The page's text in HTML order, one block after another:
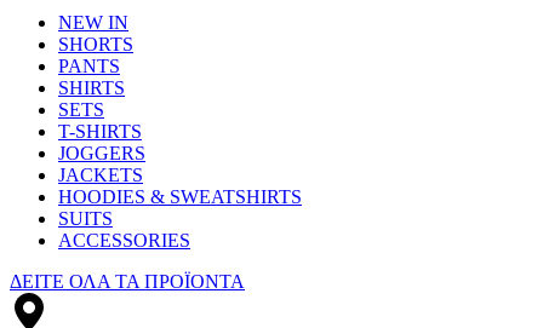
NEW IN
SHORTS
PANTS
SHIRTS
SETS
T-SHIRTS
JOGGERS
JACKETS
HOODIES & SWEATSHIRTS
SUITS
ACCESSORIES
ΔΕΙΤΕ ΟΛΑ ΤΑ ΠΡΟΪΟΝΤΑ